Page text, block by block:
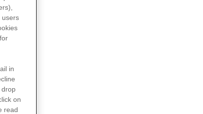
users
in
drop
on
read